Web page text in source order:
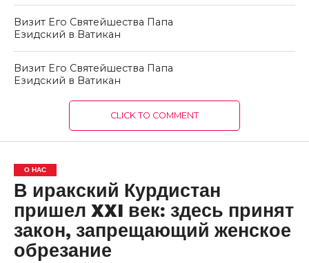
Визит Его Святейшества Папа
Езидский в Ватикан
Визит Его Святейшества Папа
Езидский в Ватикан
CLICK TO COMMENT
О НАС
В иракский Курдистан
пришел XXI век: здесь принят
закон, запрещающий женское
обрезание